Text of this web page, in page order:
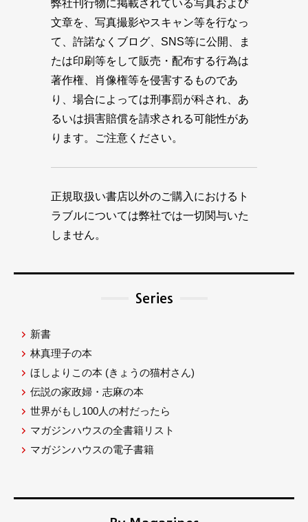
弊社刊行物に掲載されている写真および
文章を、写真撮影やスキャン等を行なっ
て、許諾なくブログ、SNS等に公開、ま
たは印刷等をして販売・配布する行為は
著作権、肖像権等を侵害するものであ
り、場合によっては刑事罰が科され、あ
るいは損害賠償を請求される可能性があ
ります。ご注意ください。
正規取扱い書店以外のご購入におけるト
ラブルについては弊社では一切関与いた
しません。
Series
新書
林真理子の本
ほしよりこの本 (きょうの猫村さん)
伝説の家政婦・志麻の本
世界がもし100人の村だったら
マガジンハウスの全書籍リスト
マガジンハウスの電子書籍